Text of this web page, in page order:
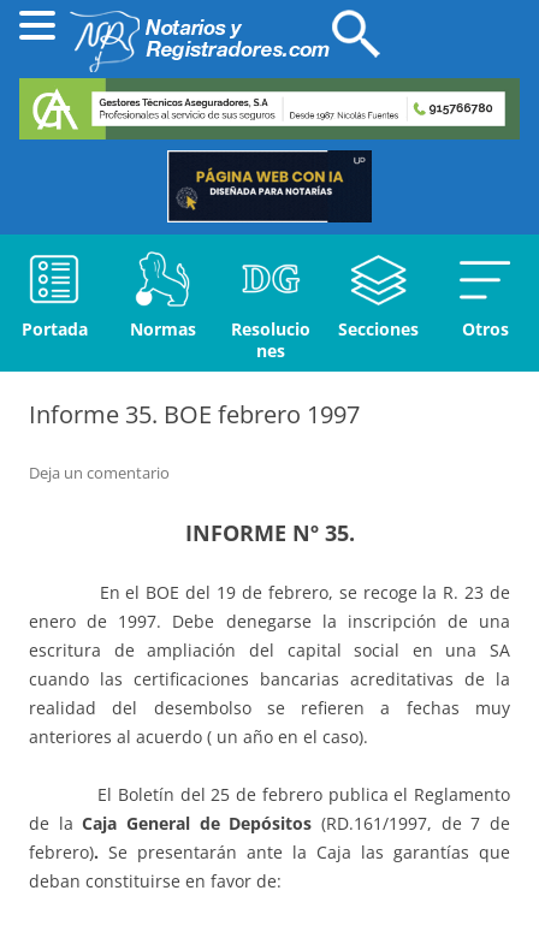
Portada Normas
Resolucio
nes
Secciones Otros
Informe 35. BOE febrero 1997
Deja un comentario
INFORME Nº 35.
En el BOE del 19 de febrero, se recoge la R. 23 de
enero de 1997. Debe denegarse la inscripción de una
escritura de ampliación del capital social en una SA
cuando las certificaciones bancarias acreditativas de la
realidad del desembolso se refieren a fechas muy
anteriores al acuerdo ( un año en el caso).
El Boletín del 25 de febrero publica el Reglamento
de la Caja General de Depósitos(RD.161/1997, de 7 de
febrero). Se presentarán ante la Caja las garantías que
deban constituirse en favor de: